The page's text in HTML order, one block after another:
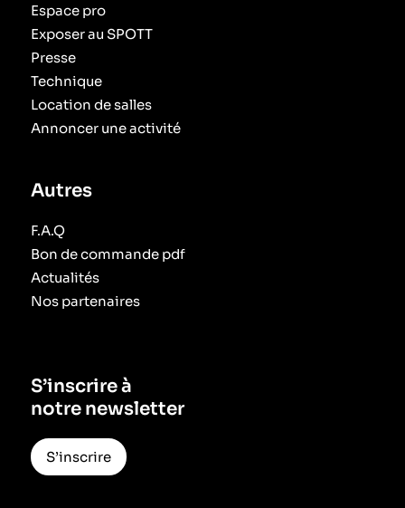
Espace pro
Exposer au SPOTT
Presse
Technique
Location de salles
Annoncer une activité
Autres
F.A.Q
Bon de commande pdf
Actualités
Nos partenaires
S’inscrire à
notre newsletter
S’inscrire